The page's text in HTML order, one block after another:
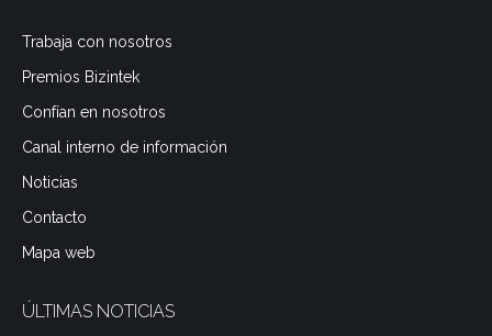
opens
in
new
window
opens
in
new
window
opens
in
new
window
Trabaja con nosotros
Premios Bizintek
Confían en nosotros
Canal interno de información
Noticias
Contacto
Mapa web
ÚLTIMAS NOTICIAS